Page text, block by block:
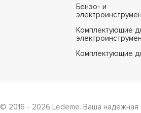
Бензо- и
Комплектующие
Комплектующие
© 2016 - 2026 Ledeme. Ваша